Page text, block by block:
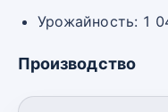
Урожайность: 1
Производство